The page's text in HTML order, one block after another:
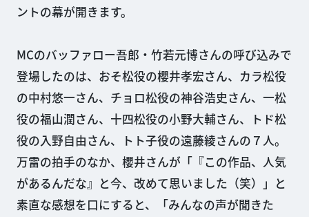
ントの幕が開きます。
MCのバッファロー吾郎・竹若元博さんの呼び込みで
登場したのは、おそ松役の櫻井孝宏さん、カラ松役
の中村悠一さん、チョロ松役の神谷浩史さん、一松
役の福山潤さん、十四松役の小野大輔さん、トド松
役の入野自由さん、トト子役の遠藤綾さんの７人。
万雷の拍手のなか、櫻井さんが「『この作品、人気
があるんだな』と今、改めて思いました（笑）」と
素直な感想を口にすると、「みんなの声が聞きた